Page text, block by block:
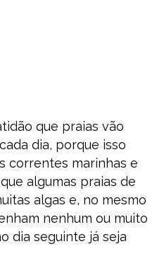
que praias vão
dia, porque isso
correntes marinhas e
algumas praias de
algas e, no mesmo
nenhum ou muito
dia seguinte já seja